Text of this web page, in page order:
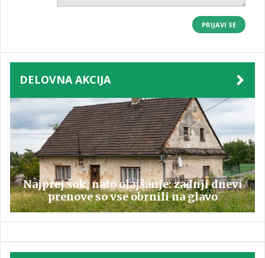
PRIJAVI SE
DELOVNA AKCIJA
Najprej šok, nato olajšanje: zadnji dnevi
prenove so vse obrnili na glavo